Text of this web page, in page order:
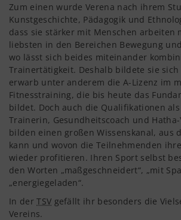
Zum einen wurde Verena nach ihrem
Kunstgeschichte, Pädagogik und
dass sie stärker mit Menschen arbeiten
liebsten in den Bereichen Bewegung
wo lässt sich beides miteinander
Trainertätigkeit. Deshalb bildete sie
erwarb unter anderem die A-Lizenz im
Fitnesstraining, die bis heute das
bildet. Doch auch die Qualifikationen als
Trainerin, Gesundheitscoach und
bilden einen großen Wissenskanal, aus
kann und wovon die Teilnehmenden
wieder profitieren. Ihren Sport selbst
den Worten „maßgeschneidert“, „mit
„energiegeladen“.
In derTSV gefällt ihr besonders die
Vereins.